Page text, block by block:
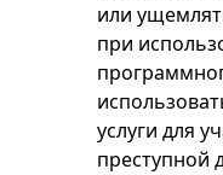
или
при
услуги для
преступной